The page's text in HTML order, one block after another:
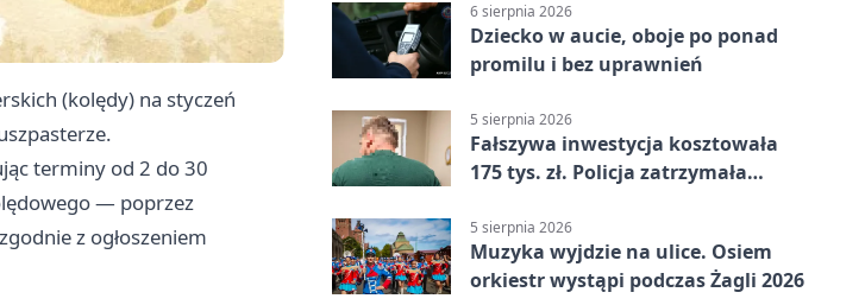
(kolędy) na styczeń
terminy od 2 do 30
— poprzez
z ogłoszeniem
6 sierpnia 2026
Dziecko w aucie, oboje po ponad
promilu i bez uprawnień
5 sierpnia 2026
Fałszywa inwestycja kosztowała
175 tys. zł. Policja zatrzymała
5 sierpnia 2026
Muzyka wyjdzie na ulice. Osiem
orkiestr wystąpi podczas Żagli 2026